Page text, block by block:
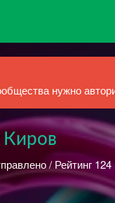
нужно
/ Рейтинг 124